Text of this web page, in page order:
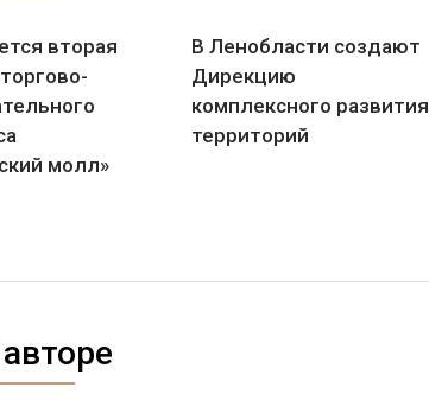
вторая
молл»
В Ленобласти создают
Дирекцию
комплексного развития
территорий